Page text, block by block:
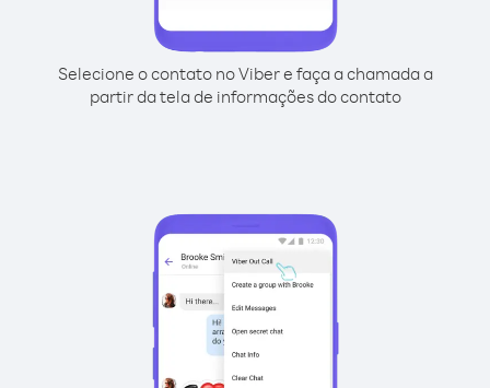
Selecione o contato no Viber e faça a chamada a
partir da tela de informações do contato